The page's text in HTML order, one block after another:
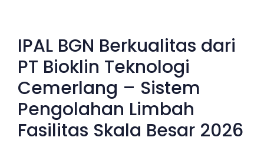
IPAL BGN Berkualitas dari
PT Bioklin Teknologi
Cemerlang – Sistem
Pengolahan Limbah
Fasilitas Skala Besar 2026